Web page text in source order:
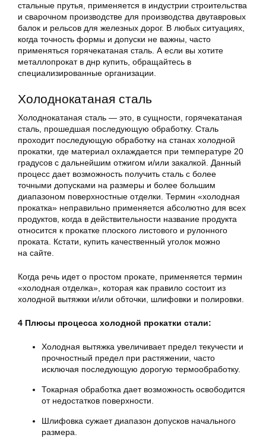
стальные прутья, применяется в индустрии строительства
и сварочном производстве для производства двутавровых
балок и рельсов для железных дорог. В любых ситуациях,
когда точность формы и допуски не важны, часто
применяться горячекатаная сталь. А если вы хотите
металлопрокат в днр купить, обращайтесь в
специализированные организации.
Холоднокатаная сталь
Холоднокатаная сталь — это, в сущности, горячекатаная
сталь, прошедшая последующую обработку. Сталь
проходит последующую обработку на станах холодной
прокатки, где материал охлаждается при температуре 20
градусов с дальнейшим отжигом и/или закалкой. Данный
процесс дает возможность получить сталь с более
точными допусками на размеры и более большим
диапазоном поверхностные отделки. Термин «холодная
прокатка» неправильно применяется абсолютно для всех
продуктов, когда в действительности название продукта
относится к прокатке плоского листового и рулонного
проката. Кстати, купить качественный уголок можно
на сайте.
Когда речь идет о простом прокате, применяется термин
«холодная отделка», которая как правило состоит из
холодной вытяжки и/или обточки, шлифовки и полировки.
4 Плюсы процесса холодной прокатки стали:
Холодная вытяжка увеличивает предел текучести и
прочностный предел при растяжении, часто
исключая последующую дорогую термообработку.
Токарная обработка дает возможность освободится
от недостатков поверхности.
Шлифовка сужает диапазон допусков начального
размера.